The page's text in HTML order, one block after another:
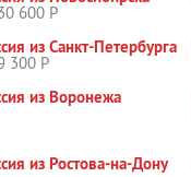
600 Р
из Санкт-Петербурга
300 Р
из Воронежа
из Ростова-на-Дону